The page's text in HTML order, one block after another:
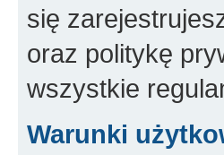
się
oraz politykę
wszystkie
Warunki